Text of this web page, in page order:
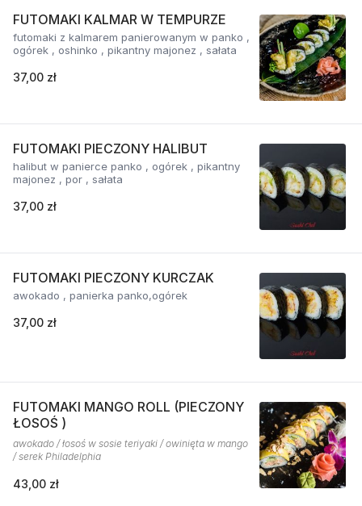
FUTOMAKI KALMAR W TEMPURZE
futomaki z kalmarem panierowanym w panko ,
ogórek , oshinko , pikantny majonez , sałata
37,00 zł
FUTOMAKI PIECZONY HALIBUT
halibut w panierce panko , ogórek , pikantny
majonez , por , sałata
37,00 zł
FUTOMAKI PIECZONY KURCZAK
awokado , panierka panko,ogórek
37,00 zł
FUTOMAKI MANGO ROLL (PIECZONY
ŁOSOŚ )
awokado / łosoś w sosie teriyaki / owinięta w mango
/ serek Philadelphia
43,00 zł